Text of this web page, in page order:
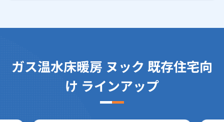
ガス温水床暖房 ヌック 既存住宅向
け ラインアップ